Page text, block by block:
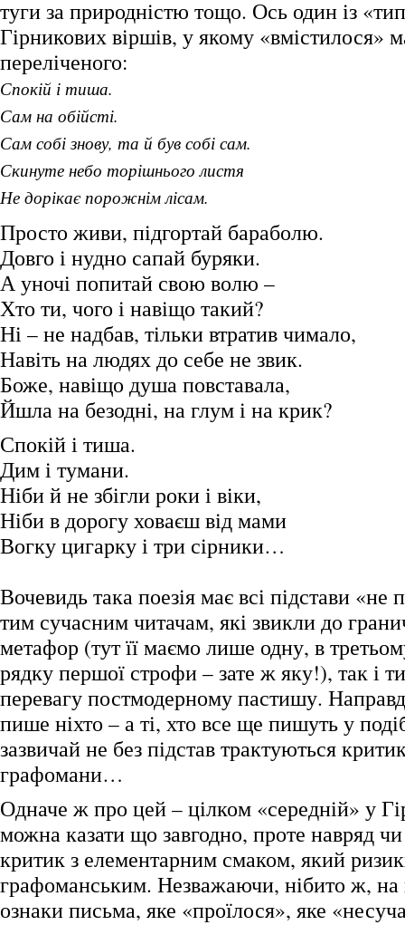
туги за природністю тощо. Ось один із
Гірникових віршів, у якому «вмістилося»
переліченого:
Спокій і тиша.
Сам на обійсті.
Сам собі знову, та й був собі сам.
Скинуте небо торішнього листя
Не дорікає порожнім лісам.
Просто живи, підгортай бараболю.
Довго і нудно сапай буряки.
А уночі попитай свою волю –
Хто ти, чого і навіщо такий?
Ні – не надбав, тільки втратив чимало,
Навіть на людях до себе не звик.
Боже, навіщо душа повставала,
Йшла на безодні, на глум і на крик?
Спокій і тиша.
Дим і тумани.
Ніби й не збігли роки і віки,
Ніби в дорогу ховаєш від мами
Вогку цигарку і три сірники…
Вочевидь така поезія має всі підстави «не
тим сучасним читачам, які звикли до
метафор (тут її маємо лише одну, в
рядку першої строфи – зате ж яку!), так і
перевагу постмодерному пастишу.
пише ніхто – а ті, хто все ще пишуть у
зазвичай не без підстав трактуються
графомани…
Одначе ж про цей – цілком «середній» у
можна казати що завгодно, проте навряд
критик з елементарним смаком, який
графоманським. Незважаючи, нібито ж, на
ознаки письма, яке «проїлося», яке